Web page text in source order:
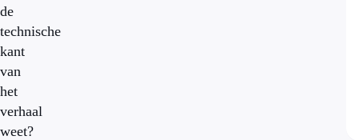
de
technische
kant
van
het
verhaal
weet?